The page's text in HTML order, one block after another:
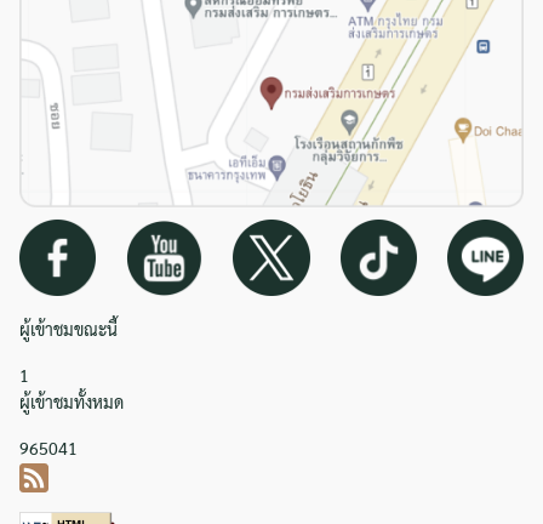
ผู้เข้าชมขณะนี้
1
ผู้เข้าชมทั้งหมด
965041